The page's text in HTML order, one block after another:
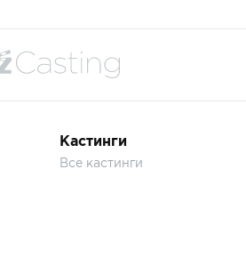
Кастинги
Все кастинги